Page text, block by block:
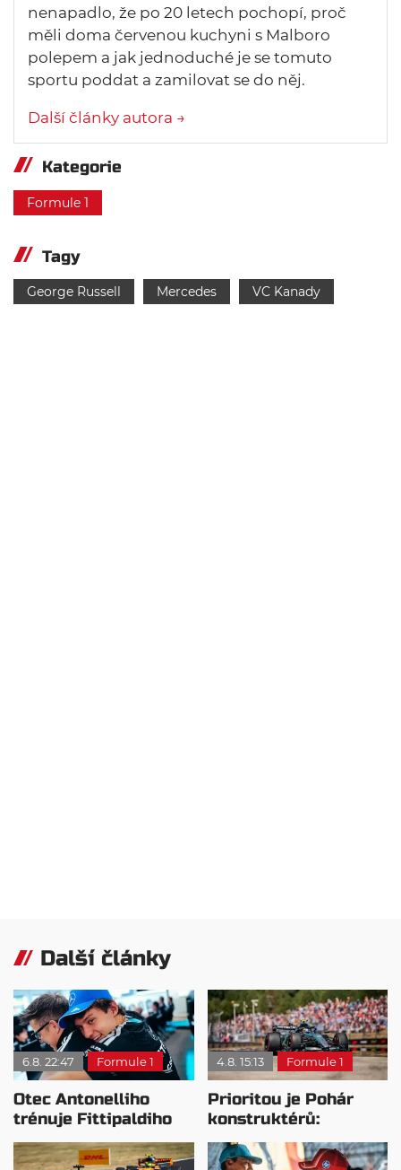
nenapadlo, že po 20 letech pochopí, proč
měli doma červenou kuchyni s Malboro
polepem a jak jednoduché je se tomuto
sportu poddat a zamilovat se do něj.
Další články autora →
Kategorie
Formule 1
Tagy
George Russell Mercedes VC Kanady
Další články
6.8. 22:47 Formule 1
Otec Antonelliho
trénuje Fittipaldiho
syna: Brazilec
vychvaluje lídra
4.8. 15:13 Formule 1
Prioritou je Pohár
konstruktérů:
Mercedesu je jedno,
kdo zvítězí